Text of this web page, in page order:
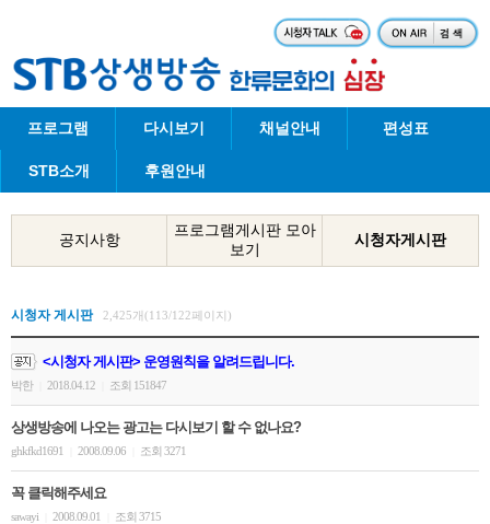
프로그램 다시보기 채널안내 편성표
STB소개 후원안내
공지사항
프로그램게시판 모아
보기
시청자게시판
시청자 게시판 2,425개(113/122페이지)
<시청자 게시판> 운영원칙을 알려드립니다.
박한 2018.04.12 조회 151847
상생방송에 나오는 광고는 다시보기 할 수 없나요?
ghkfkd1691 2008.09.06 조회 3271
꼭 클릭해주세요
sawayi 2008.09.01 조회 3715